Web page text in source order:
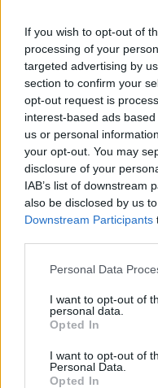
If you wish to opt-out of
processing of your
targeted advertising by
section to confirm your
opt-out request is
interest-based ads
us or personal
your opt-out. You may
disclosure of your
IAB’s list of downstream
also be disclosed by us
Downstream Participants
Personal Data
I want to opt-out of
personal data.
Opted In
I want to opt-out of
Personal Data.
Opted In
Nëse doni që pianura e
sobës të shkëlqejë
provoni këtë përzierje!
23:14 / 29/05/2021
të fundit